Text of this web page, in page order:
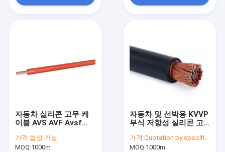
전기 케이블
산업 제어 케이블
자동차 실리콘 고무 케
이블 AVS AVF Avsf
Avssxf
가격:협상 가능
MOQ:1000m
자동차 및 선박용 KVVP
부식 저항성 실리콘 고
가격:Quotation by specification
MOQ:1000m